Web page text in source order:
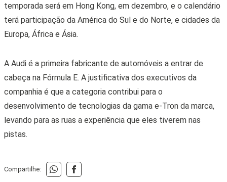
temporada será em Hong Kong, em dezembro, e o calendário
terá participação da América do Sul e do Norte, e cidades da
Europa, África e Ásia.
A Audi é a primeira fabricante de automóveis a entrar de
cabeça na Fórmula E. A justificativa dos executivos da
companhia é que a categoria contribui para o
desenvolvimento de tecnologias da gama e-Tron da marca,
levando para as ruas a experiência que eles tiverem nas
pistas.
Compartilhe: